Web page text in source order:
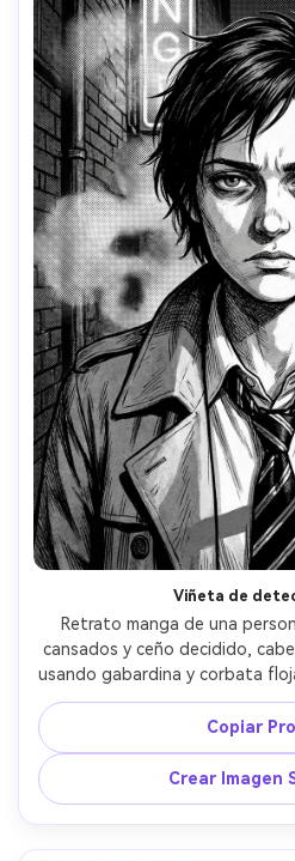
Viñeta de
Retrato manga de una
cansados y ceño decidido,
usando gabardina y corbata
humo, luz dura dramática con
marcados y sombreado de
semitonos para el humo,
mood crudo, textura de tinta
85mm, poca
Copiar
Crear Imagen